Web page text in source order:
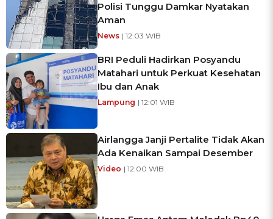
Polisi Tunggu Damkar Nyatakan
Aman
News | 12:03 WIB
BRI Peduli Hadirkan Posyandu
Matahari untuk Perkuat Kesehatan
Ibu dan Anak
Lampung | 12:01 WIB
Airlangga Janji Pertalite Tidak Akan
Ada Kenaikan Sampai Desember
Video | 12:00 WIB